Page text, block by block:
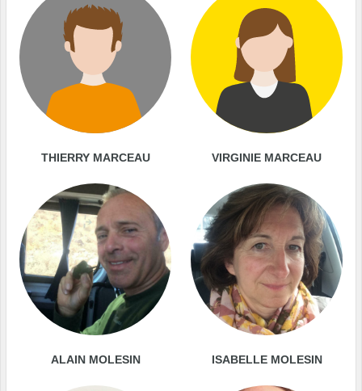
THIERRY MARCEAU VIRGINIE MARCEAU
ALAIN MOLESIN ISABELLE MOLESIN